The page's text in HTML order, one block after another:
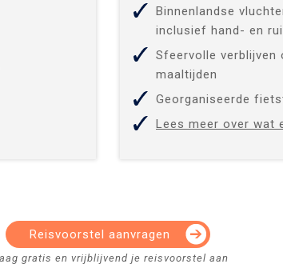
Binnenlandse
inclusief hand- en
Sfeervolle
maaltijden
Georganiseerde
Lees meer over wat
Reisvoorstel aanvragen